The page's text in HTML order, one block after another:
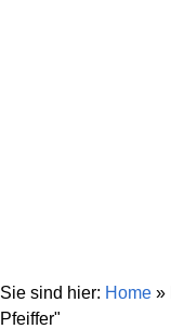
Sie sind hier: Home »
Pfeiffer"